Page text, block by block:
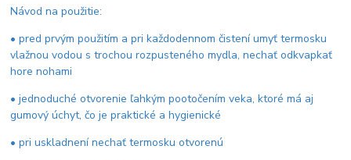
Návod na použitie:
• pred prvým použitím a pri každodennom čistení umyť termosku
vlažnou vodou s trochou rozpusteného mydla, nechať odkvapkať
hore nohami
• jednoduché otvorenie ľahkým pootočením veka, ktoré má aj
gumový úchyt, čo je praktické a hygienické
• pri uskladnení nechať termosku otvorenú